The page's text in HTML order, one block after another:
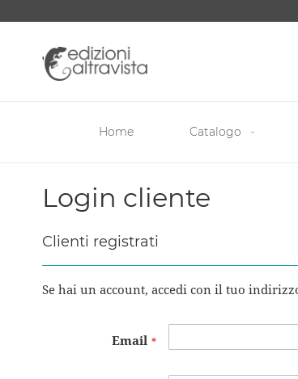
contenuto
Home Catalogo
Login cliente
Clienti registrati
Se hai un account, accedi con il tuo
Email